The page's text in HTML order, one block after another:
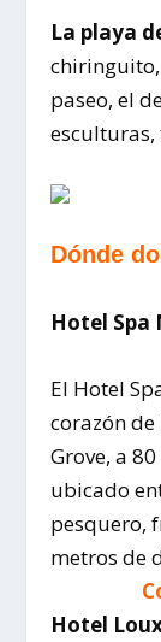
La playa
chiringuito,
paseo, el
Dónde
Hotel Spa
El Hotel
corazón
Grove, a
ubicado
pesquero,
metros de
Hotel